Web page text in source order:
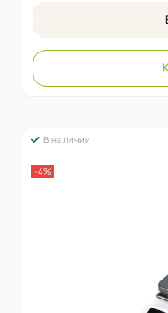
В наличии
-4%